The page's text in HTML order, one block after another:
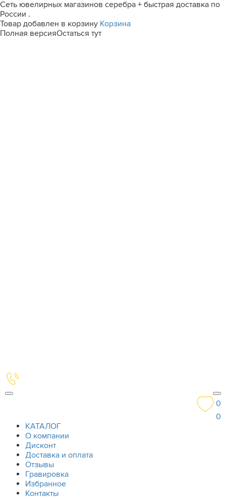
Сеть ювелирных магазинов серебра + быстрая доставка по
России .
Товар добавлен в корзину Корзина
Полная версияОстаться тут
0
0
КАТАЛОГ
О компании
Дисконт
Доставка и оплата
Отзывы
Гравировка
Избранное
Контакты